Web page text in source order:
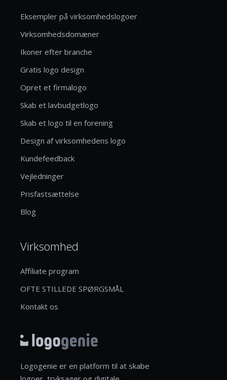
Eksempler på virksomhedslogoer
Virksomhedsdomæner
Ikoner efter branche
Gratis logo design
Opret et firmalogo
Skab et lavbudgetlogo
Skab et logo til en forening
Design af virksomhedens logo
Kundefeedback
Vejledninger
Prisfastsættelse
Blog
Virksomhed
Affiliate program
OFTE STILLEDE SPØRGSMÅL
Kontakt os
Logogenie er en platform til at skabe